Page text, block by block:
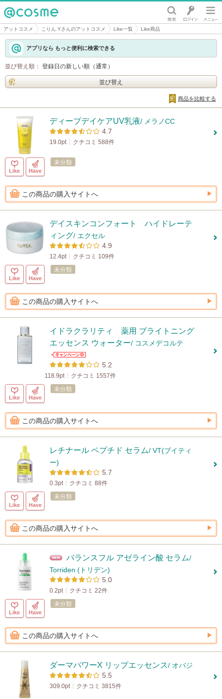
@cosme
アットコスメ こりん.Yさんのアットコスメ Like一覧 Like商品
アプリなら もっと便利に検索できる
並び替え順： 登録日の新しい順（通常）
並び替え
商品を比較する
ディープデイケアUV乳液/ メラノCC
4.7
19.0pt クチコミ 588件
Like Have
未分類
この商品の購入サイトへ
デイスキンコンフォート ハイドレーテ
ィング/ エクセル
4.9
12.4pt クチコミ 109件
Like Have
未分類
この商品の購入サイトへ
イドラクラリティ 薬用 ブライトニング
エッセンス ウォーター/ コスメデコルテ
5.2
118.9pt クチコミ 1557件
Like Have
未分類
この商品の購入サイトへ
レチナール ペプチド セラム/ VT(ブイティ
ー)
5.7
0.3pt クチコミ 88件
Like Have
未分類
この商品の購入サイトへ
バランスフル アゼライン酸 セラム/
Torriden (トリデン)
5.0
0.2pt クチコミ 22件
Like Have
未分類
この商品の購入サイトへ
ダーマパワーX リップエッセンス/ オバジ
5.5
309.0pt クチコミ 3815件